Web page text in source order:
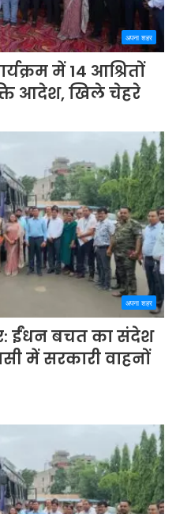
अपना शहर
में 14 आश्रितों
आदेश, खिले चेहरे
अपना शहर
ईंधन बचत का संदेश
में सरकारी वाहनों